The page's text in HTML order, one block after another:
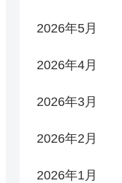
2026年5月
2026年4月
2026年3月
2026年2月
2026年1月